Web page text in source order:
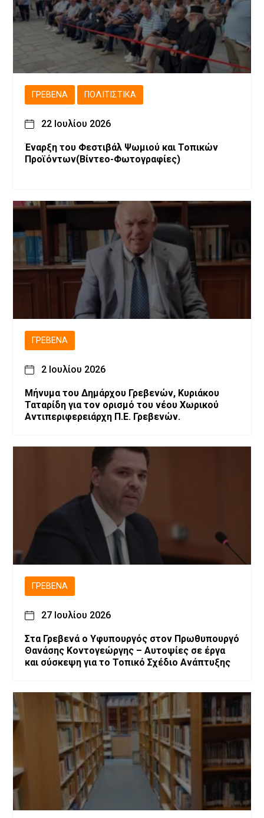
ΓΡΕΒΕΝΆ ΠΟΛΙΤΙΣΤΙΚΆ
22 Ιουλίου 2026
Έναρξη του Φεστιβάλ Ψωμιού και Τοπικών
Προϊόντων(Βίντεο-Φωτογραφίες)
ΓΡΕΒΕΝΆ
2 Ιουλίου 2026
Μήνυμα του Δημάρχου Γρεβενών, Κυριάκου
Ταταρίδη για τον ορισμό του νέου Χωρικού
Αντιπεριφερειάρχη Π.Ε. Γρεβενών.
ΓΡΕΒΕΝΆ
27 Ιουλίου 2026
Στα Γρεβενά ο Υφυπουργός στον Πρωθυπουργό
Θανάσης Κοντογεώργης – Αυτοψίες σε έργα
και σύσκεψη για το Τοπικό Σχέδιο Ανάπτυξης